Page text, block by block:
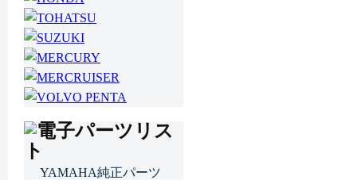
YAMAHA純正パーツ